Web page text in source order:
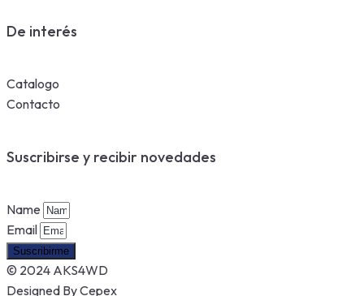
De interés
Catalogo
Contacto
Suscribirse y recibir novedades
Name
Email
Suscribirme
© 2024 AKS4WD
Designed By Cepex